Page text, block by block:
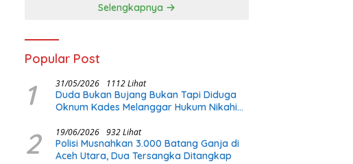
Selengkapnya
Popular Post
1 31/05/2026 1112 Lihat
Duda Bukan Bujang Bukan Tapi Diduga
Oknum Kades Melanggar Hukum Nikahi
2 19/06/2026 932 Lihat
Polisi Musnahkan 3.000 Batang Ganja di
Aceh Utara, Dua Tersangka Ditangkap